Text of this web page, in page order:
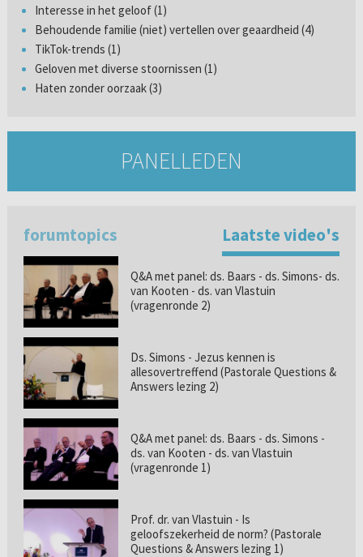
Interesse in het geloof (1)
Behoudende familie (niet) vertellen over geaardheid (4)
TikTok-trends (1)
Geloven met diverse stoornissen (1)
Haten zonder oorzaak (3)
PANELLEDEN
forumtopics Laatste video's
Q&A met panel: ds. Baars - ds. Simons- ds.
van Kooten - ds. van Vlastuin
(vragenronde 2)
Ds. Simons - Jezus kennen is
allesovertreffend (Pastorale Questions &
Answers lezing 2)
Q&A met panel: ds. Baars - ds. Simons -
ds. van Kooten - ds. van Vlastuin
(vragenronde 1)
Prof. dr. van Vlastuin - Is
geloofszekerheid de norm? (Pastorale
Questions & Answers lezing 1)